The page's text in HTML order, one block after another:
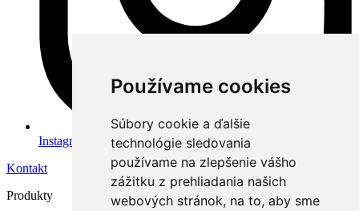
Používame cookies
Súbory cookie a ďalšie
technológie sledovania
používame na zlepšenie vášho
zážitku z prehliadania našich
webových stránok, na to, aby sme
Instagram
Kontakt
Produkty